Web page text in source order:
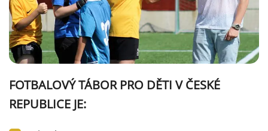
FOTBALOVÝ TÁBOR PRO DĚTI V ČESKÉ
REPUBLICE JE: